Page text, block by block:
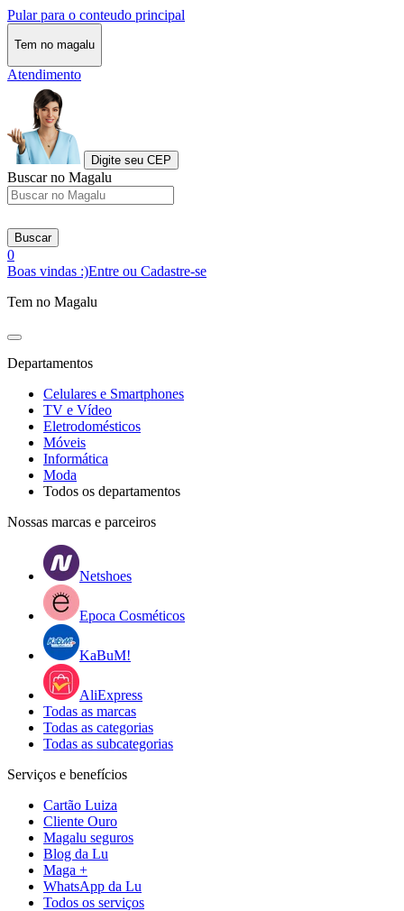
Pular para o conteudo principal
Tem no magalu
Atendimento
Digite seu CEP
Buscar no Magalu
Buscar
0
Boas vindas :)Entre ou Cadastre-se
Tem no Magalu
Departamentos
Celulares e Smartphones
TV e Vídeo
Eletrodomésticos
Móveis
Informática
Moda
Todos os departamentos
Nossas marcas e parceiros
Netshoes
Epoca Cosméticos
KaBuM!
AliExpress
Todas as marcas
Todas as categorias
Todas as subcategorias
Serviços e benefícios
Cartão Luiza
Cliente Ouro
Magalu seguros
Blog da Lu
Maga +
WhatsApp da Lu
Todos os serviços